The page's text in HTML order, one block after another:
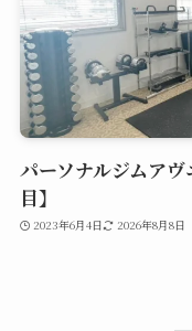
パーソナルジムア
目】
2023年6月4日 2026年8月8日